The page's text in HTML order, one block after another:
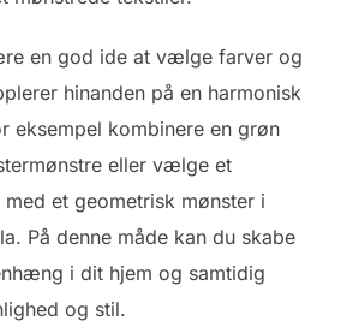
en god ide at vælge farver og
hinanden på en harmonisk
eksempel kombinere en grøn
eller vælge et
et geometrisk mønster i
På denne måde kan du skabe
i dit hjem og samtidig
og stil.